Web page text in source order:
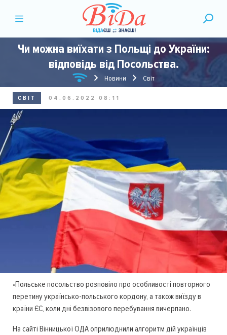
Чи можна виїхати з Польщі до України:
відповідь від Посольства.
Новини Світ
СВІТ 04.06.2022 08:11
•Польське посольство розповіло про особливості повторного
перетину українсько-польського кордону, а також виїзду в
країни ЄС, коли дні безвізового перебування вичерпано.
На сайті Вінницької ОДА оприлюднили алгоритм дій українців